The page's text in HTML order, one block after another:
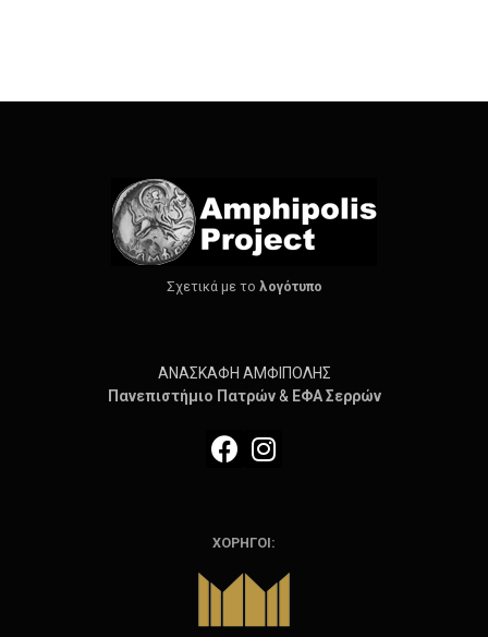
Σχετικά με το λογότυπο
ΑΝΑΣΚΑΦΗ ΑΜΦΙΠΟΛΗΣ
Πανεπιστήμιο Πατρών& ΕΦΑ Σερρών
ΧΟΡΗΓΟΙ: